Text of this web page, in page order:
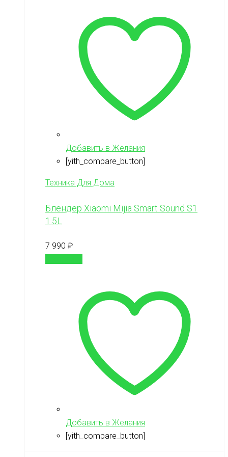
Добавить в Желания
[yith_compare_button]
Техника Для Дома
Блендер Xiaomi Mijia Smart Sound S1
1.5L
7 990 ₽
Добавить в Желания
[yith_compare_button]